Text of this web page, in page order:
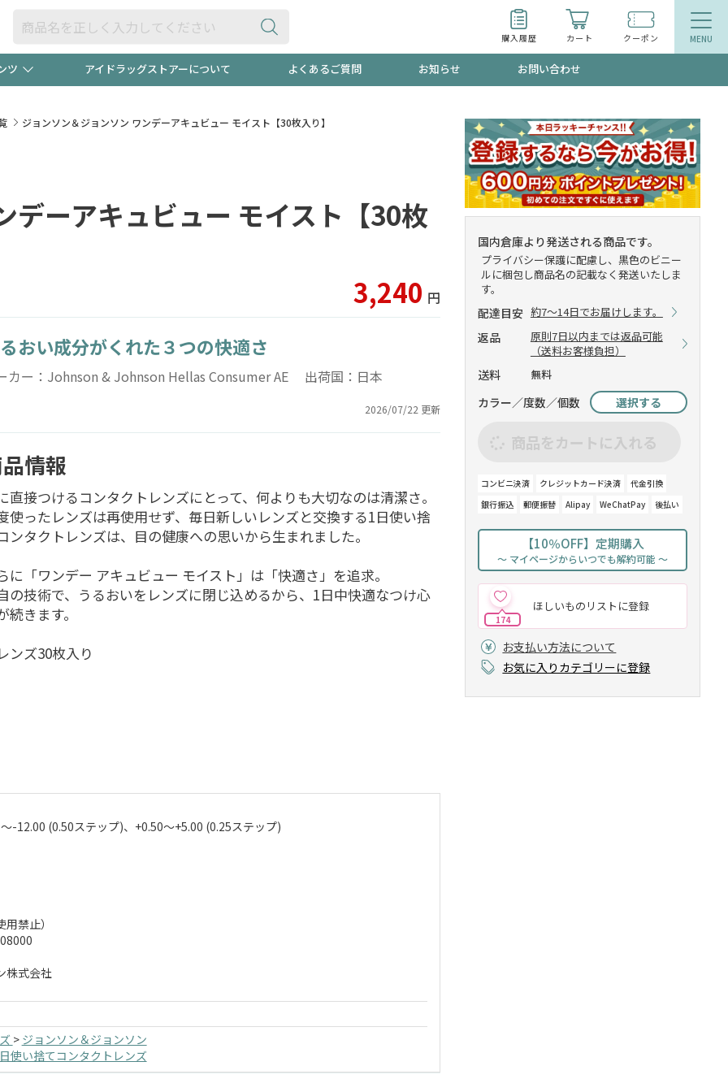
購入履歴 カート クーポン
食品
用品 オトナ向け
ツ
ポイント2倍600円分プレ
【早割】お得なクーポン"3種類"出現中！今月のスト
皮ストレスを完全リセッ 新規登録で！今すぐ使えるクーポンプレゼント中！！
友だち大募集！限定クーポンも不定期配信
アイドラッグストアーについて よくあるご質問 お知らせ お問い合わせ
ジョンソン＆ジョンソン ワンデーアキュビュー モイスト【30枚入り】
デーアキュビュー モイスト【30枚
3,240 円
おい成分がくれた３つの快適さ
カー：Johnson & Johnson Hellas Consumer AE 出荷国：日本
2026/07/22 更新
情報
直接つけるコンタクトレンズにとって、何よりも大切なのは清潔さ。
使ったレンズは再使用せず、毎日新しいレンズと交換する1日使い捨
ンタクトレンズは、目の健康への思いから生まれました。
に「ワンデー アキュビュー モイスト」は「快適さ」を追求。
の技術で、うるおいをレンズに閉じ込めるから、1日中快適なつけ心
続きます。
ンズ30枚入り
国内倉庫より発送される商品です。
プライバシー保護に配慮し、黒色のビニー
ルに梱包し商品名の記載なく発送いたしま
す。
配達目安 約7～14日でお届けします。
返品
原則7日以内までは返品可能
（送料お客様負担）
送料 無料
カラー／度数／個数 選択する
商品をカートに入れる
コンビニ決済 クレジットカード決済
代金引換
銀行振込
郵便振替 Alipay WeChatPay 後払い
【10％OFF】定期購入
～ マイページからいつでも解約可能 ～
ほしいものリストに登録
174
お支払い方法について
お気に入りカテゴリーに登録
-12.00 (0.50ステップ)、+0.50～+5.00 (0.25ステップ)
禁止）
株式会社
> ジョンソン＆ジョンソン
使い捨てコンタクトレンズ